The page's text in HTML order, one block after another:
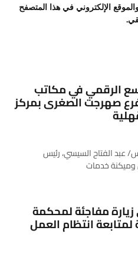
الإلكتروني في هذا المتصفح
الرقمي في مكاتب
صهرجت الصغرى بمركز
عبد الفتاح السيسي، رئيس
وميكنة خدمات
مفاجئة لمحكمة
لمتابعة انتظام العمل